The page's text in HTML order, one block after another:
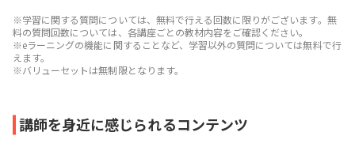
※学習に関する質問については、無料で行える回数に限りがございます。無
料の質問回数については、各講座ごとの教材内容をご確認ください。
※eラーニングの機能に関することなど、学習以外の質問については無料で行
えます。
※バリューセットは無制限となります。
講師を身近に感じられるコンテンツ